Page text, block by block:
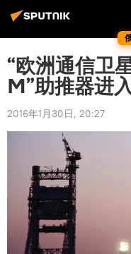
“欧洲通信卫
M”助推器进
2016年1月30日, 20:27